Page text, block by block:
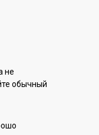
не
обычный